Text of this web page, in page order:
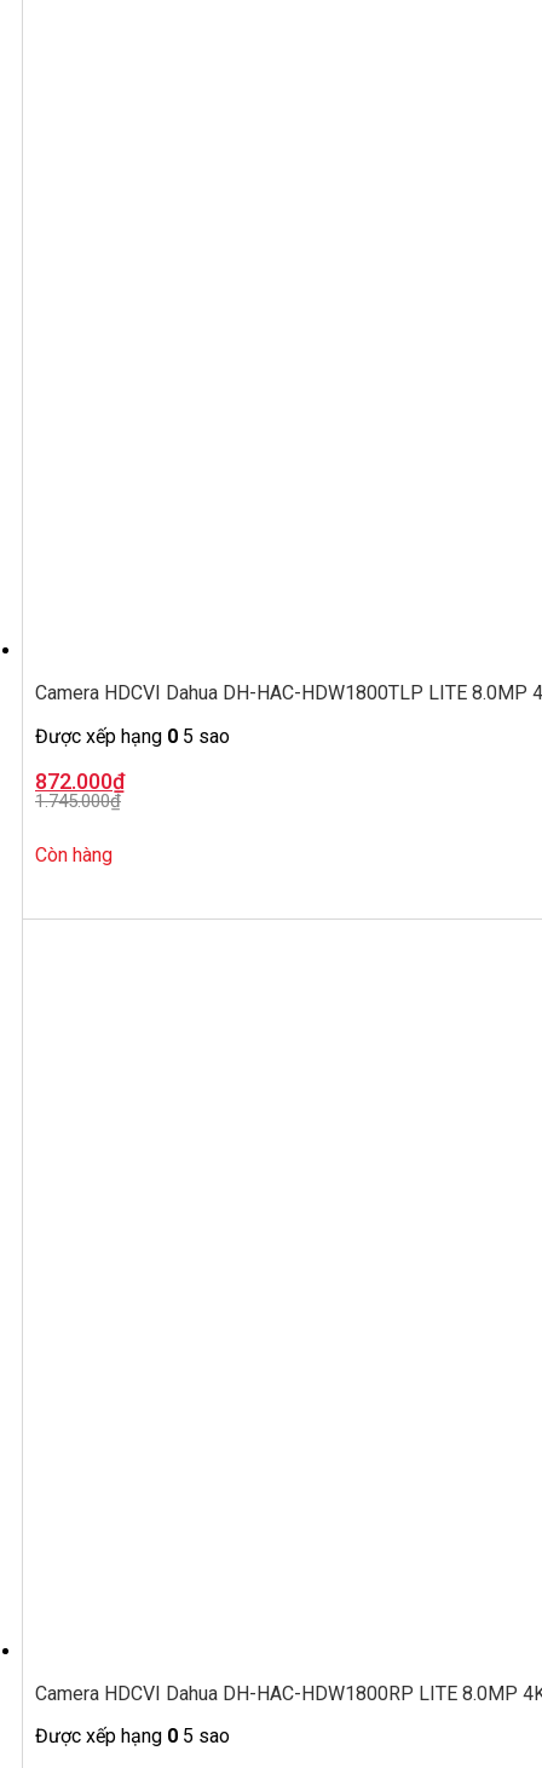
Camera HDCVI Dahua DH-HAC-HDW1800TLP LITE 8.0MP
Được xếp hạng 0 5 sao
1.745.000₫
Giá
gốc
là:
872.000₫
Giá
hiện
tại
872.000₫.
Còn hàng
Camera HDCVI Dahua DH-HAC-HDW1800RP LITE 8.0MP
Được xếp hạng 0 5 sao